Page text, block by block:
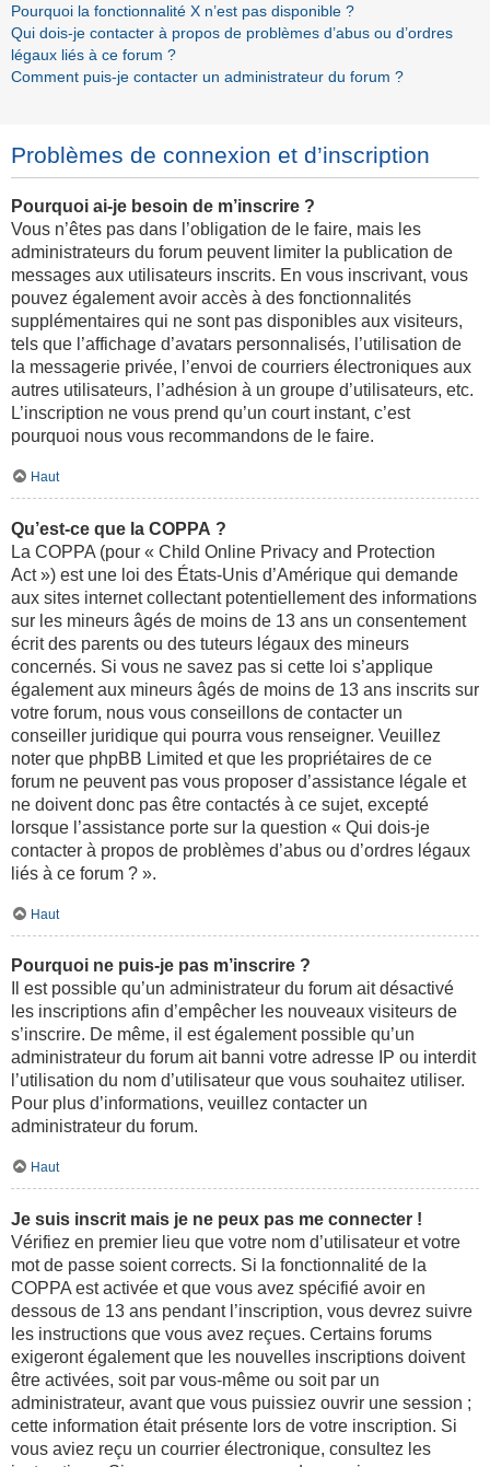
Pourquoi la fonctionnalité X n’est pas disponible ?
Qui dois-je contacter à propos de problèmes d’abus ou d’ordres
légaux liés à ce forum ?
Comment puis-je contacter un administrateur du forum ?
Problèmes de connexion et d’inscription
Pourquoi ai-je besoin de m’inscrire ?
Vous n’êtes pas dans l’obligation de le faire, mais les
administrateurs du forum peuvent limiter la publication de
messages aux utilisateurs inscrits. En vous inscrivant, vous
pouvez également avoir accès à des fonctionnalités
supplémentaires qui ne sont pas disponibles aux visiteurs,
tels que l’affichage d’avatars personnalisés, l’utilisation de
la messagerie privée, l’envoi de courriers électroniques aux
autres utilisateurs, l’adhésion à un groupe d’utilisateurs, etc.
L’inscription ne vous prend qu’un court instant, c’est
pourquoi nous vous recommandons de le faire.
Haut
Qu’est-ce que la COPPA ?
La COPPA (pour « Child Online Privacy and Protection
Act ») est une loi des États-Unis d’Amérique qui demande
aux sites internet collectant potentiellement des informations
sur les mineurs âgés de moins de 13 ans un consentement
écrit des parents ou des tuteurs légaux des mineurs
concernés. Si vous ne savez pas si cette loi s’applique
également aux mineurs âgés de moins de 13 ans inscrits sur
votre forum, nous vous conseillons de contacter un
conseiller juridique qui pourra vous renseigner. Veuillez
noter que phpBB Limited et que les propriétaires de ce
forum ne peuvent pas vous proposer d’assistance légale et
ne doivent donc pas être contactés à ce sujet, excepté
lorsque l’assistance porte sur la question « Qui dois-je
contacter à propos de problèmes d’abus ou d’ordres légaux
liés à ce forum ? ».
Haut
Pourquoi ne puis-je pas m’inscrire ?
Il est possible qu’un administrateur du forum ait désactivé
les inscriptions afin d’empêcher les nouveaux visiteurs de
s’inscrire. De même, il est également possible qu’un
administrateur du forum ait banni votre adresse IP ou interdit
l’utilisation du nom d’utilisateur que vous souhaitez utiliser.
Pour plus d’informations, veuillez contacter un
administrateur du forum.
Haut
Je suis inscrit mais je ne peux pas me connecter !
Vérifiez en premier lieu que votre nom d’utilisateur et votre
mot de passe soient corrects. Si la fonctionnalité de la
COPPA est activée et que vous avez spécifié avoir en
dessous de 13 ans pendant l’inscription, vous devrez suivre
les instructions que vous avez reçues. Certains forums
exigeront également que les nouvelles inscriptions doivent
être activées, soit par vous-même ou soit par un
administrateur, avant que vous puissiez ouvrir une session ;
cette information était présente lors de votre inscription. Si
vous aviez reçu un courrier électronique, consultez les